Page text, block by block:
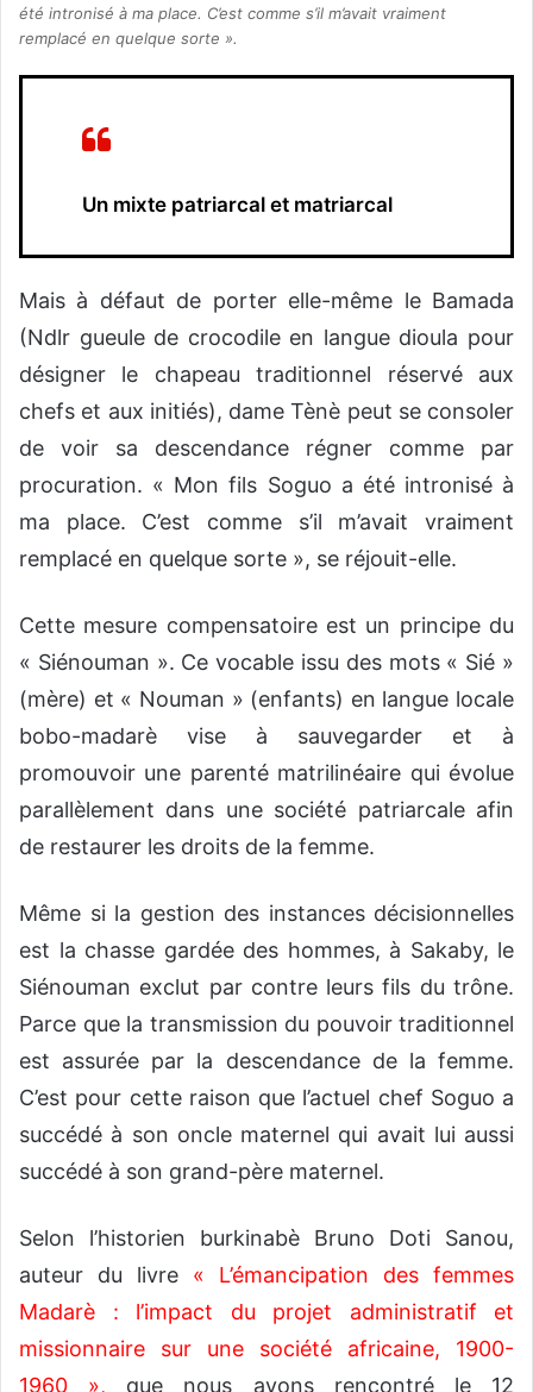
été intronisé à ma place. C’est comme s’il m’avait vraiment
remplacé en quelque sorte ».
Un mixte patriarcal et matriarcal
Mais à défaut de porter elle-même le Bamada
(Ndlr gueule de crocodile en langue dioula pour
désigner le chapeau traditionnel réservé aux
chefs et aux initiés), dame Tènè peut se consoler
de voir sa descendance régner comme par
procuration. « Mon fils Soguo a été intronisé à
ma place. C’est comme s’il m’avait vraiment
remplacé en quelque sorte », se réjouit-elle.
Cette mesure compensatoire est un principe du
« Siénouman ». Ce vocable issu des mots « Sié »
(mère) et « Nouman » (enfants) en langue locale
bobo-madarè vise à sauvegarder et à
promouvoir une parenté matrilinéaire qui évolue
parallèlement dans une société patriarcale afin
de restaurer les droits de la femme.
Même si la gestion des instances décisionnelles
est la chasse gardée des hommes, à Sakaby, le
Siénouman exclut par contre leurs fils du trône.
Parce que la transmission du pouvoir traditionnel
est assurée par la descendance de la femme.
C’est pour cette raison que l’actuel chef Soguo a
succédé à son oncle maternel qui avait lui aussi
succédé à son grand-père maternel.
Selon l’historien burkinabè Bruno Doti Sanou,
auteur du livre
« L’émancipation des femmes
Madarè : l’impact du projet administratif et
missionnaire sur une société africaine, 1900-
1960 », que nous avons rencontré le 12